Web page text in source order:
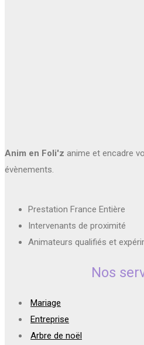
Anim en Foli'z anime et encadre
évènements.
Prestation France Entière
Intervenants de proximité
Animateurs qualifiés et
Nos
Mariage
Entreprise
Arbre de noël